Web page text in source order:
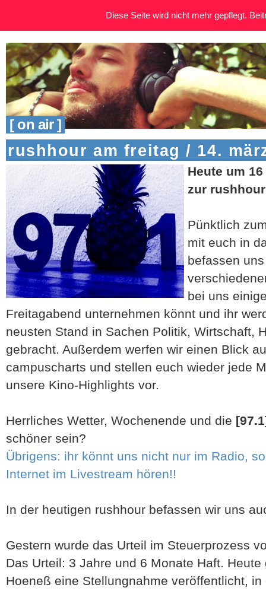
[ on air ]
rushhour am freitag / 14.
Heute um
zur
Pünktlich
mit euch in
befassen
bei uns
Freitagabend unternehmen könnt und ihr
neusten Stand in Sachen Politik, Wirtschaft,
gebracht. Außerdem werfen wir einen Blick
campuscharts und stellen euch wieder jede
unsere Kino-Highlights vor.
Herrliches Wetter, Wochenende und die
schöner sein?
Übrigens: ihr könnt uns nicht nur im Radio,
Internet im Livestream hören!!
In der heutigen rushhour befassen wir uns
Gestern wurde das Urteil im Steuerprozess
Das Urteil: 3 Jahre und 6 Monate Haft.
Hoeneß eine Stellungnahme veröffentlicht,
Diese Seite wird nicht mehr gepflegt.